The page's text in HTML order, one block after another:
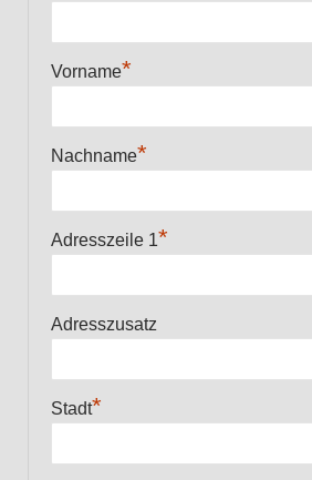
Vorname*
Nachname*
Adresszeile 1*
Adresszusatz
Stadt*